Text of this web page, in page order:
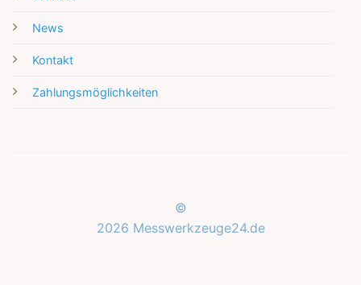
News
Kontakt
Zahlungsmöglichkeiten
©
2026 Messwerkzeuge24.de